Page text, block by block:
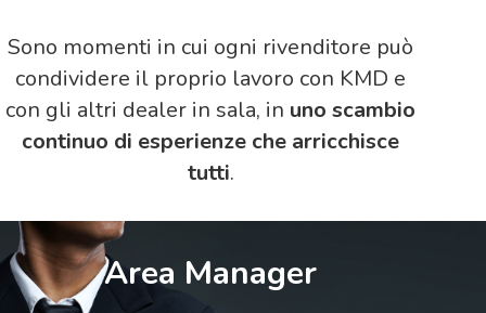
Sono momenti in cui ogni rivenditore può
condividere il proprio lavoro con KMD e
con gli altri dealer in sala, in uno scambio
continuo di esperienze che arricchisce
tutti.
Area Manager